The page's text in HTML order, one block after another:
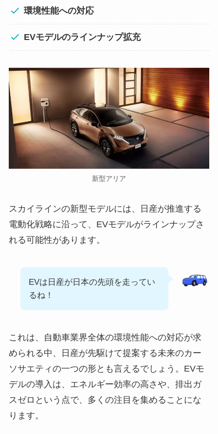
環境性能への対応
EVモデルのラインナップ拡充
新型アリア
スカイラインの新型モデルには、日産が推進する
電動化戦略に沿って、EVモデルがラインナップさ
れる可能性があります。
EVは日産が日本の先頭を走ってい
るね！
これは、自動車業界全体の環境性能への対応が求
められる中、日産が先駆けて提案する未来のカー
ソサエティの一つの形とも言えるでしょう。EVモ
デルの導入は、エネルギー効率の高さや、排出ガ
スゼロという点で、多くの注目を集めることにな
ります。